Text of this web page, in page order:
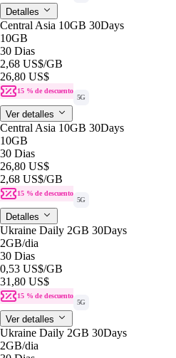
Detalles
Central Asia 10GB 30Days
10GB
30 Dias
2,68 US$/GB
26,80 US$
15 % de descuento
5G
Ver detalles
Central Asia 10GB 30Days
10GB
30 Dias
26,80 US$
2,68 US$/GB
15 % de descuento
5G
Detalles
Ukraine Daily 2GB 30Days
2GB/dia
30 Dias
0,53 US$/GB
31,80 US$
15 % de descuento
5G
Ver detalles
Ukraine Daily 2GB 30Days
2GB/dia